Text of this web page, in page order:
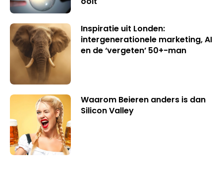
Inspiratie uit Londen:
intergenerationele marketing, AI
en de ‘vergeten’ 50+-man
Waarom Beieren anders is dan
Silicon Valley